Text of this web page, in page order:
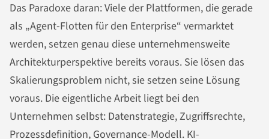
Das Paradoxe daran: Viele der Plattformen, die gerade
als „Agent-Flotten für den Enterprise“ vermarktet
werden, setzen genau diese unternehmensweite
Architekturperspektive bereits voraus. Sie lösen das
Skalierungsproblem nicht, sie setzen seine Lösung
voraus. Die eigentliche Arbeit liegt bei den
Unternehmen selbst: Datenstrategie, Zugriffsrechte,
Prozessdefinition, Governance-Modell. KI-